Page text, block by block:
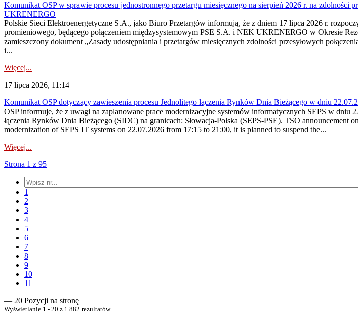
Komunikat OSP w sprawie procesu jednostronnego przetargu miesięcznego na sierpień 2026 r. na zdolności
UKRENERGO
Polskie Sieci Elektroenergetyczne S.A., jako Biuro Przetargów informują, że z dniem 17 lipca 2026 r.
promieniowego, będącego połączeniem międzysystemowym PSE S.A. i NEK UKRENERGO w Okresie
zamieszczony dokument „Zasady udostępniania i przetargów miesięcznych zdolności przesyłowych
i...
Więcej...
17 lipca 2026, 11:14
Komunikat OSP dotyczący zawieszenia procesu Jednolitego łączenia Rynków Dnia Bieżącego w dniu
OSP informuje, że z uwagi na zaplanowane prace modernizacyjne systemów informatycznych SEPS w
łączenia Rynków Dnia Bieżącego (SIDC) na granicach: Słowacja-Polska (SEPS-PSE). TSO
modernization of SEPS IT systems on 22.07.2026 from 17:15 to 21:00, it is planned to suspend the...
Więcej...
Strona 1 z 95
1
2
3
4
5
6
7
8
9
10
11
— 20 Pozycji na stronę
Wyświetlanie 1 - 20 z 1 882 rezultatów.